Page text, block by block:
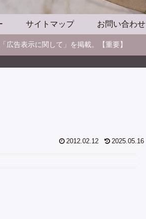
サイトマップ お問い合わせ
広告表示に関して」を掲載。【重要】
2012.02.12 2025.05.16